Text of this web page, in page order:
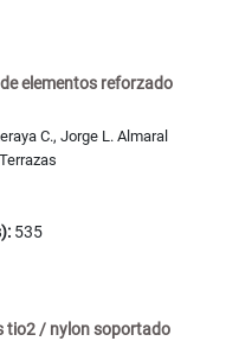
elementos reforzado
C., Jorge L. Almaral
535
tio2 / nylon soportado